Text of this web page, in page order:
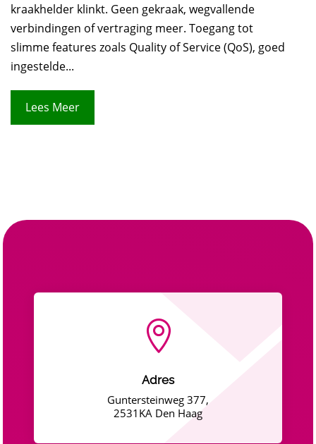
kraakhelder klinkt. Geen gekraak, wegvallende
verbindingen of vertraging meer. Toegang tot
slimme features zoals Quality of Service (QoS), goed
ingestelde...
Lees Meer

Adres
Guntersteinweg 377,
2531KA Den Haag